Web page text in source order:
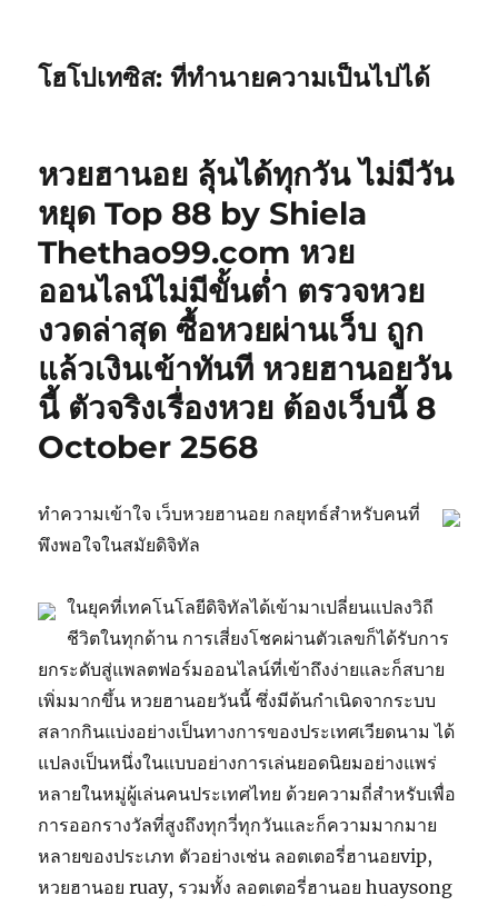
โฮโปเทซิส: ที่ทำนายความเป็นไปได้
หวยฮานอย ลุ้นได้ทุกวัน ไม่มีวัน
หยุด Top 88 by Shiela
Thethao99.com หวย
ออนไลน์ไม่มีขั้นต่ำ ตรวจหวย
งวดล่าสุด ซื้อหวยผ่านเว็บ ถูก
แล้วเงินเข้าทันที หวยฮานอยวัน
นี้ ตัวจริงเรื่องหวย ต้องเว็บนี้ 8
October 2568
ทำความเข้าใจ เว็บหวยฮานอย กลยุทธ์สำหรับคนที่
พึงพอใจในสมัยดิจิทัล
ในยุคที่เทคโนโลยีดิจิทัลได้เข้ามาเปลี่ยนแปลงวิถี
ชีวิตในทุกด้าน การเสี่ยงโชคผ่านตัวเลขก็ได้รับการ
ยกระดับสู่แพลตฟอร์มออนไลน์ที่เข้าถึงง่ายและก็สบาย
เพิ่มมากขึ้น หวยฮานอยวันนี้ ซึ่งมีต้นกำเนิดจากระบบ
สลากกินแบ่งอย่างเป็นทางการของประเทศเวียดนาม ได้
แปลงเป็นหนึ่งในแบบอย่างการเล่นยอดนิยมอย่างแพร่
หลายในหมู่ผู้เล่นคนประเทศไทย ด้วยความถี่สำหรับเพื่อ
การออกรางวัลที่สูงถึงทุกวี่ทุกวันและก็ความมากมาย
หลายของประเภท ตัวอย่างเช่น ลอตเตอรี่ฮานอยvip,
หวยฮานอย ruay, รวมทั้ง ลอตเตอรี่ฮานอย huaysong